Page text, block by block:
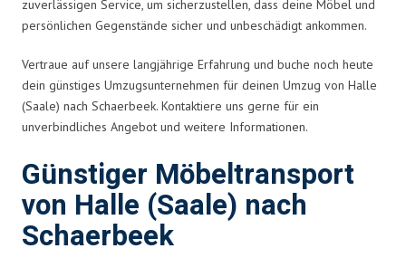
zuverlässigen Service, um sicherzustellen, dass deine Möbel und
persönlichen Gegenstände sicher und unbeschädigt ankommen.
Vertraue auf unsere langjährige Erfahrung und buche noch heute
dein günstiges Umzugsunternehmen für deinen Umzug von Halle
(Saale) nach Schaerbeek. Kontaktiere uns gerne für ein
unverbindliches Angebot und weitere Informationen.
Günstiger Möbeltransport
von Halle (Saale) nach
Schaerbeek